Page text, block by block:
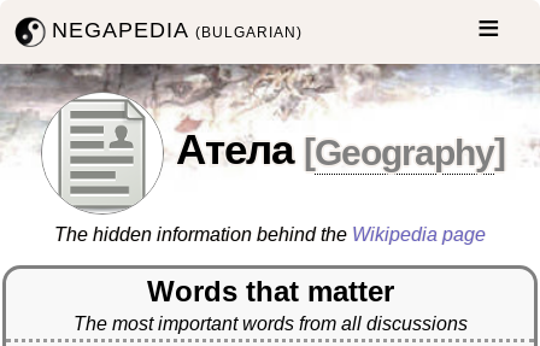
NEGAPEDIA(BULGARIAN)
Атела [Geography]
The hidden information behind the Wikipedia page
Words that matter
The most important words from all discussions